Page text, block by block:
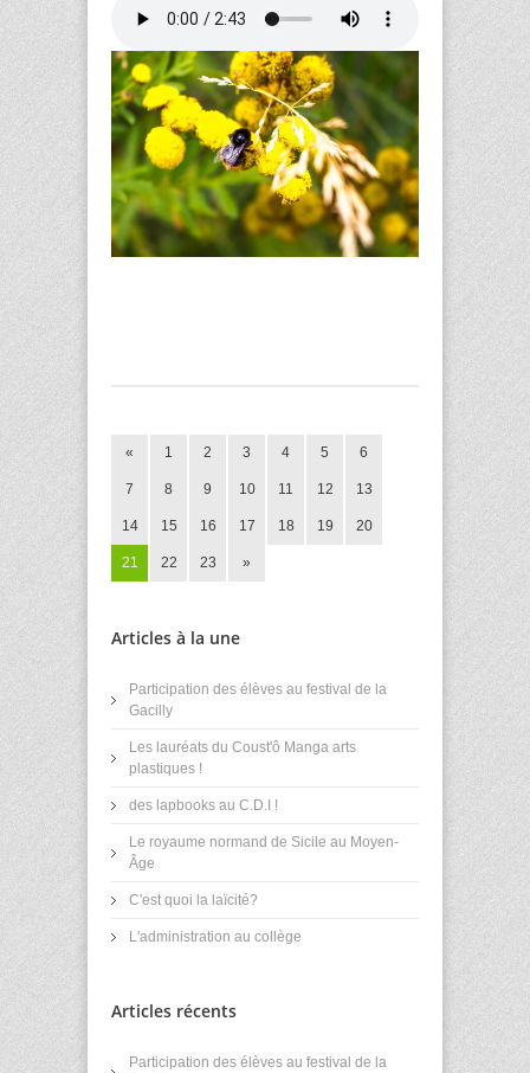
« 1 2 3 4 5 6
7 8 9 10 11 12 13
14 15 16 17 18 19 20
21 22 23 »
Articles à la une
Participation des élèves au festival de la
Gacilly
Les lauréats du Coust'ô Manga arts
plastiques !
des lapbooks au C.D.I !
Le royaume normand de Sicile au Moyen-
Âge
C'est quoi la laïcité?
L'administration au collège
Articles récents
Participation des élèves au festival de la